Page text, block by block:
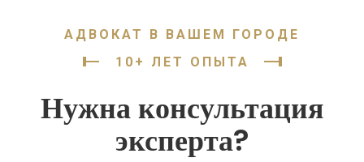
АДВОКАТ В ВАШЕМ ГОРОДЕ
10+ ЛЕТ ОПЫТА
Нужна консультация
эксперта?